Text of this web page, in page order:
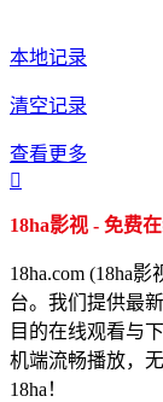
本地记录
清空记录
查看更多

18ha影视 - 免费
18ha.com (18ha
台。我们提供最
目的在线观看与
机端流畅播放，
18ha！